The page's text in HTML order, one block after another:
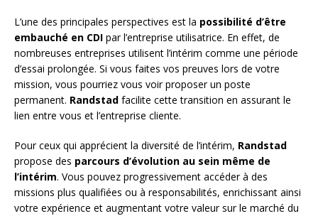
L’une des principales perspectives est la possibilité d’être
embauché en CDI par l’entreprise utilisatrice. En effet, de
nombreuses entreprises utilisent l’intérim comme une période
d’essai prolongée. Si vous faites vos preuves lors de votre
mission, vous pourriez vous voir proposer un poste
permanent. Randstad facilite cette transition en assurant le
lien entre vous et l’entreprise cliente.
Pour ceux qui apprécient la diversité de l’intérim, Randstad
propose des parcours d’évolution au sein même de
l’intérim. Vous pouvez progressivement accéder à des
missions plus qualifiées ou à responsabilités, enrichissant ainsi
votre expérience et augmentant votre valeur sur le marché du